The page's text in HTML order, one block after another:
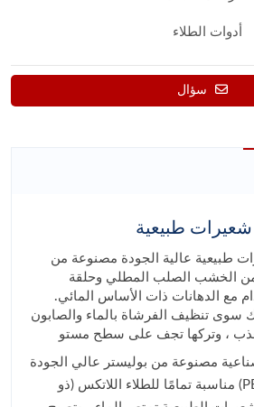
أدوات الطلاء
سؤال
طبيعية
طبيعية عالية الجودة مصنوعة من
الخشب الصلب المطلي وحلقة
مع الدهانات ذات الأساس المائي.
سوى تنظيف الفرشاة بالماء والصابون
، وتركها تجف على سطح مستو
مصنوعة من بوليستر عالي الجودة
(خيوط مدببة PET و PBT) مناسبة تمامًا للطلاء اللاتكس (ذو